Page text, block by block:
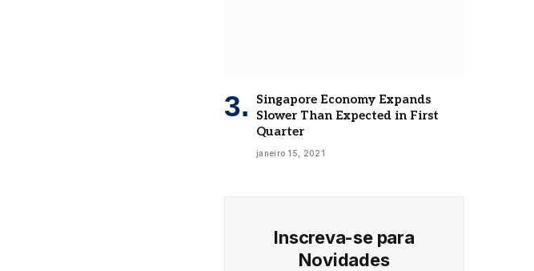
Singapore Economy Expands
Slower Than Expected in First
Quarter
janeiro 15, 2021
Inscreva-se para
Novidades